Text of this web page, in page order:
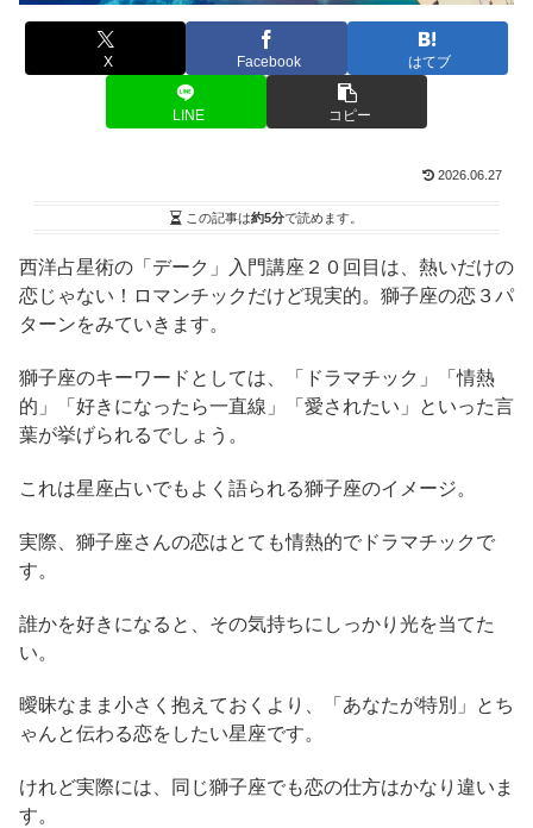
X Facebook はてブ
LINE コピー
2026.06.27
この記事は約5分で読めます。
西洋占星術の「デーク」入門講座２０回目は、熱いだけの
恋じゃない！ロマンチックだけど現実的。獅子座の恋３パ
ターンをみていきます。
獅子座のキーワードとしては、「ドラマチック」「情熱
的」「好きになったら一直線」「愛されたい」といった言
葉が挙げられるでしょう。
これは星座占いでもよく語られる獅子座のイメージ。
実際、獅子座さんの恋はとても情熱的でドラマチックで
す。
誰かを好きになると、その気持ちにしっかり光を当てた
い。
曖昧なまま小さく抱えておくより、「あなたが特別」とち
ゃんと伝わる恋をしたい星座です。
けれど実際には、同じ獅子座でも恋の仕方はかなり違いま
す。